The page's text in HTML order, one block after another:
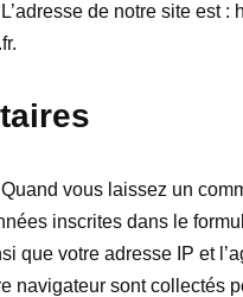
L’adresse de notre site est :
Quand vous laissez un
inscrites dans le
que votre adresse IP et
navigateur sont collectés